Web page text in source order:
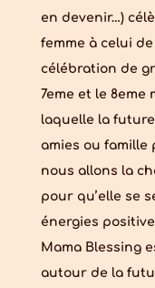
en devenir…)
femme à celui
célébration de
7eme et le 8eme
laquelle la
amies ou famille
nous allons la
pour qu’elle se
énergies
Mama Blessing
autour de la